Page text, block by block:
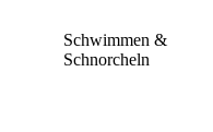
Schwimmen &
Schnorcheln